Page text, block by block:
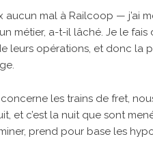
aucun mal à Railcoop — j’ai
un métier, a-t-il lâché. Je le
leurs opérations, et donc la
les trains de fret,
et c’est la nuit que sont
prend pour base les